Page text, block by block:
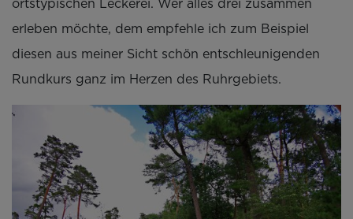
ortstypischen Leckerei. Wer alles drei zusammen
erleben möchte, dem empfehle ich zum Beispiel
diesen aus meiner Sicht schön entschleunigenden
Rundkurs ganz im Herzen des Ruhrgebiets.